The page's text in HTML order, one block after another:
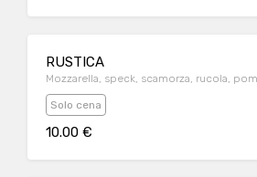
RUSTICA
Mozzarella, speck, scamorza, rucola,
Solo cena
10.00 €